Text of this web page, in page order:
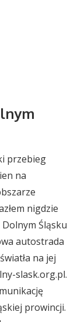
przebieg
na
nigdzie
Śląsku
autostrada
na jej
slask.org.pl.
prowincji.